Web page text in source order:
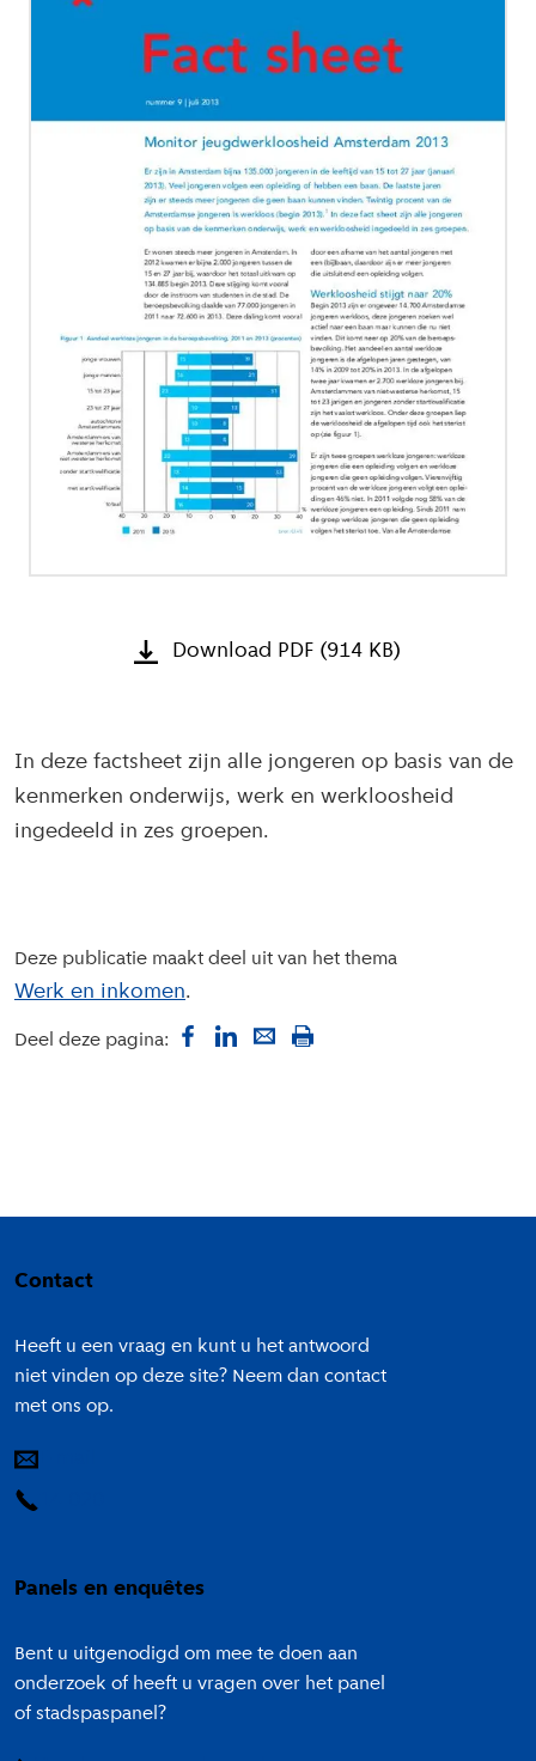
Download PDF (914 KB)
In deze factsheet zijn alle jongeren op basis van de
kenmerken onderwijs, werk en werkloosheid
ingedeeld in zes groepen.
Deze publicatie maakt deel uit van het thema
Werk en inkomen
Deel deze pagina:
Contact
Heeft u een vraag en kunt u het antwoord
niet vinden op deze site? Neem dan contact
met ons op.
Panels en enquêtes
Bent u uitgenodigd om mee te doen aan
onderzoek of heeft u vragen over het panel
of stadspaspanel?